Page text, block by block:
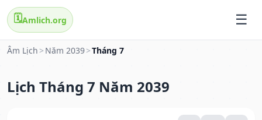
🗓️Amlich.org
Âm Lịch > Năm 2039>Tháng 7
Lịch Tháng 7 Năm 2039